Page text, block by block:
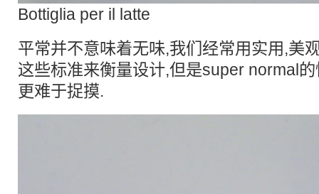
Bottiglia per il latte
平常并不意味着无味,我们经常用实用,美
这些标准来衡量设计,但是super normal
更难于捉摸.